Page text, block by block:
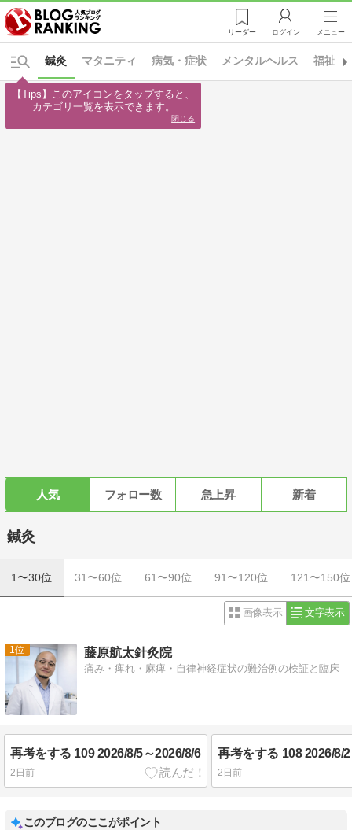
リーダー ログイン メニュー
マタニティ 病気・症状 メンタルヘルス 福祉・
鍼灸
人気 フォロー数 急上昇 新着
鍼灸
1〜30位 31〜60位 61〜90位 91〜120位 121〜150位
画像表示 文字表示
1 藤原航太針灸院
痛み・痺れ・麻痺・自律神経症状の難治例の検証と臨床
再考をする 109 2026/8/5～2026/8/6
2日前
再考をする 108 2026/8/
2日前
このブログのここがポイント
【Tips】このアイコンをタップすると、
カテゴリ一覧を表示できます。
閉じる